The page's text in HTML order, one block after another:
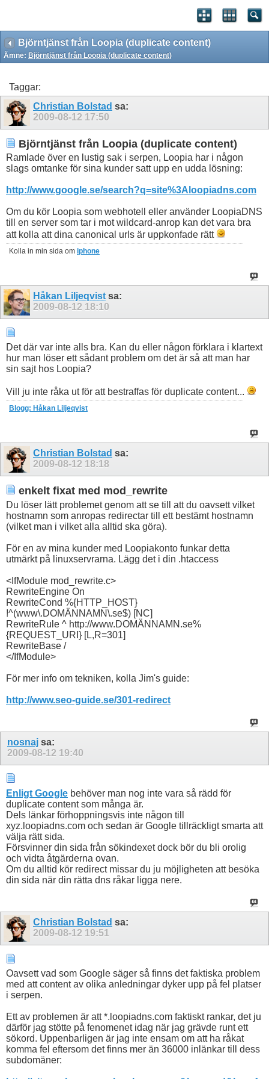
Björntjänst från Loopia (duplicate content)
Ämne: Björntjänst från Loopia (duplicate content)
Taggar:
Christian Bolstad sa:
2009-08-12 17:50
Björntjänst från Loopia (duplicate content)
Ramlade över en lustig sak i serpen, Loopia har i någon
slags omtanke för sina kunder satt upp en udda lösning:
http://www.google.se/search?q=site%3Aloopiadns.com
Om du kör Loopia som webhotell eller använder LoopiaDNS
till en server som tar i mot wildcard-anrop kan det vara bra
att kolla att dina canonical urls är uppkonfade rätt
Kolla in min sida om iphone
Håkan Liljeqvist sa:
2009-08-12 18:10
Det där var inte alls bra. Kan du eller någon förklara i klartext
hur man löser ett sådant problem om det är så att man har
sin sajt hos Loopia?
Vill ju inte råka ut för att bestraffas för duplicate content...
Blogg: Håkan Liljeqvist
Christian Bolstad sa:
2009-08-12 18:18
enkelt fixat med mod_rewrite
Du löser lätt problemet genom att se till att du oavsett vilket
hostnamn som anropas redirectar till ett bestämt hostnamn
(vilket man i vilket alla alltid ska göra).
För en av mina kunder med Loopiakonto funkar detta
utmärkt på linuxservrarna. Lägg det i din .htaccess
<IfModule mod_rewrite.c>
RewriteEngine On
RewriteCond %{HTTP_HOST}
!^(www\.DOMÄNNAMN\.se$) [NC]
RewriteRule ^ http://www.DOMÄNNAMN.se%
{REQUEST_URI} [L,R=301]
RewriteBase /
</IfModule>
För mer info om tekniken, kolla Jim's guide:
http://www.seo-guide.se/301-redirect
nosnaj sa:
2009-08-12 19:40
Enligt Google behöver man nog inte vara så rädd för
duplicate content som många är.
Dels länkar förhoppningsvis inte någon till
xyz.loopiadns.com och sedan är Google tillräckligt smarta att
välja rätt sida.
Försvinner din sida från sökindexet dock bör du bli orolig
och vidta åtgärderna ovan.
Om du alltid kör redirect missar du ju möjligheten att besöka
din sida när din rätta dns råkar ligga nere.
Christian Bolstad sa:
2009-08-12 19:51
Oavsett vad som Google säger så finns det faktiska problem
med att content av olika anledningar dyker upp på fel platser
i serpen.
Ett av problemen är att *.loopiadns.com faktiskt rankar, det ju
därför jag stötte på fenomenet idag när jag grävde runt ett
sökord. Uppenbarligen är jag inte ensam om att ha råkat
komma fel eftersom det finns mer än 36000 inlänkar till dess
subdomäner: